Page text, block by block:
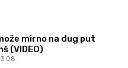
mirno na dug put
(VIDEO)